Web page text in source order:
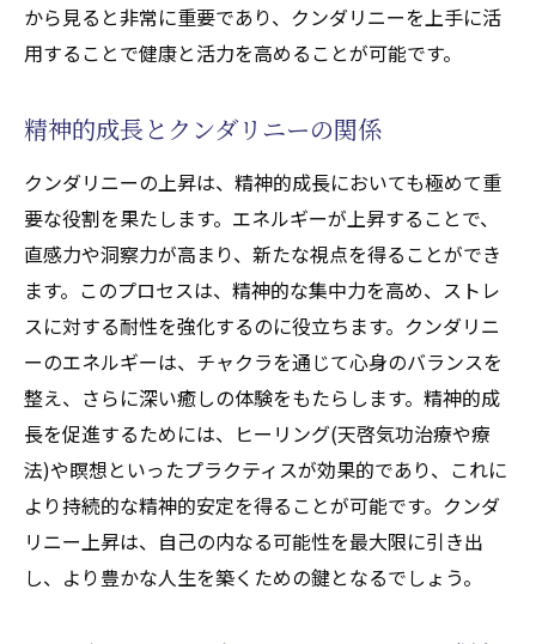
エネルギーのバランスを保つクンダリニー
プラクティス
させるエネルギーの循環
クンダリニーが活性化する内なるエネルギ
ー
ヒーリング(天啓気功治療や療法)でのエネル
ギー流れを最適化する方法
チャクラの覚醒がもたらすヒーリング(天啓気功
治療や療法)の新境地探求
チャクラ覚醒がもたらす革新的なヒーリン
グ(天啓気功治療や療法)効果
新しいヒーリング(天啓気功治療や療法)の地
平を開くチャクラの力
チャクラ調整によるヒーリング(天啓気功治
療や療法)への貢献
から見ると非常に重要であり、クンダリニーを上手に活
用することで健康と活力を高めることが可能です。
精神的成長とクンダリニーの関係
クンダリニーの上昇は、精神的成長においても極めて重
要な役割を果たします。エネルギーが上昇することで、
直感力や洞察力が高まり、新たな視点を得ることができ
ます。このプロセスは、精神的な集中力を高め、ストレ
スに対する耐性を強化するのに役立ちます。クンダリニ
ーのエネルギーは、チャクラを通じて心身のバランスを
整え、さらに深い癒しの体験をもたらします。精神的成
長を促進するためには、ヒーリング(天啓気功治療や療
法)や瞑想といったプラクティスが効果的であり、これに
より持続的な精神的安定を得ることが可能です。クンダ
リニー上昇は、自己の内なる可能性を最大限に引き出
し、より豊かな人生を築くための鍵となるでしょう。